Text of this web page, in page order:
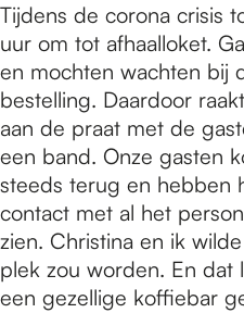
Tijdens de corona crisis
uur om tot afhaalloket.
en mochten wachten bij
bestelling. Daardoor
aan de praat met de
een band. Onze gasten
steeds terug en hebben
contact met al het
zien. Christina en ik
plek zou worden. En dat
een gezellige koffiebar